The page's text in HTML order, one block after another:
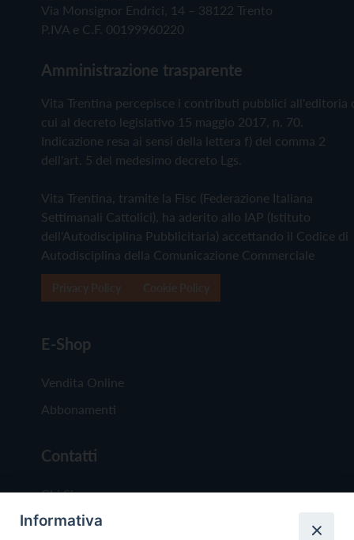
Via Monsignor Endrici, 14 – 38122 Trento
P.IVA e C.F. 00199960220
Amministrazione trasparente
Vita Trentina percepisce i contributi pubblici all'editoria
cui al decreto legislativo 15 maggio 2017, n. 70.
Indicazione resa ai sensi della lettera f) del comma 2
dell'art. 5 del medesimo decreto Lgs.
Vita Trentina, tramite la Fisc (Federazione Italiana
Settimanali Cattolici), ha aderito allo IAP (Istituto
dell'Autodisciplina Pubblicitaria) accettando il Codice di
Autodisciplina della Comunicazione Commerciale
E-Shop
Vendita Online
Abbonamenti
Contatti
Chi Siamo
Redazione
Informativa